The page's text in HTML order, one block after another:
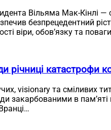
Вільяма Мак-Кінлі
безпрецедентний
віри, обов’язку та
катастрофи
visionary та сміливих
в